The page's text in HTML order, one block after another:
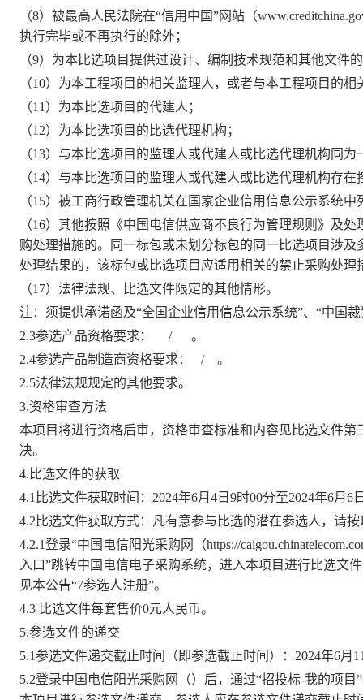
（8）被最高人民法院在“信用中国”网站（
执行完毕或不再执行的除外；
（9）为本比选项目提供过设计、编制技术规范和其他文件
（10）为本工程项目的相关监理人，或者与本工程项目的
（1 1 ）为本比选项目的代建人；
（1 2）为本比选项目的比选代理机构；
（13）与本比选项目的监理人或代建人或比选代理机构同为
（14）与本比选项目的监理人或代建人或比选代理机构存在
（1 5）被工商行政管理机关在国家企业信用信息公示系统
（16）其他按照《中国电信供应商不良行为管理规则》及
购处理措施的。同一标包或未划分标包的同一比选项目涉
处理结果的，该标包或比选项目应适用相关的禁止采购处理
（1 7）法律法规、比选文件限定的其他情形。
注：须提供承诺函及“全国企业信用信息公示系统”、“中国
2.3参选产品资格要求：
/ 。
2.4参选产品制造商资格要求：
/ 。
2.5法律法规规定的其他要求。
3.资格审查方法
本项目将进行资格后审，资格审查标准和内容见比选文件第
决。
4.比选文件的获取
4.1 比选文件获取时间： 2024年6月 4 日 9时00分至2024年6月 6
4.2 比选文件获取方式：
凡有意参与比选的潜在参选人，请
4.2.1登录“中国电信阳光采购网（https://
入口”跳转中国电信电子采购系统，进入本项目进行比选文
见本公告“7参选人注册”。
4.3 比选文件每套售价0元人民币。
5.参选文件的递交
5.1参选文件递交截止时间（即参选截止时间）： 2024年6月
5.2登录中国电信阳光采购网（）后，通过“招投标-我的项目